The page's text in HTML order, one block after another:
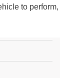
to perform,